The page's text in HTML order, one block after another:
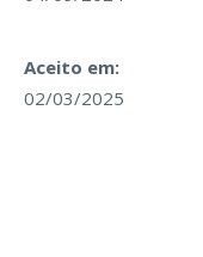
Aceito em:
02/03/2025